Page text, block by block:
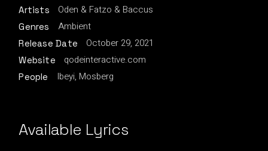
Artists Oden & Fatzo & Baccus
Genres Ambient
Release Date October 29, 2021
Website qodeinteractive.com
People Ibeyi, Mosberg
Available Lyrics